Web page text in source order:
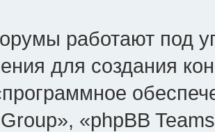
работают под
для создания
«phpBB